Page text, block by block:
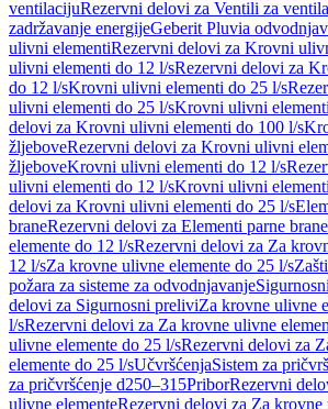
ventilacijuRezervni delovi za Ventili za
zadržavanje energijeGeberit Pluvia
ulivni elementiRezervni delovi za Krovni
ulivni elementi do 12 l/sRezervni delovi za
do 12 l/sKrovni ulivni elementi do 25 l/s
ulivni elementi do 25 l/sKrovni ulivni
delovi za Krovni ulivni elementi do 100 l/s
žljeboveRezervni delovi za Krovni ulivni
žljeboveKrovni ulivni elementi do 12 l/s
ulivni elementi do 12 l/sKrovni ulivni
delovi za Krovni ulivni elementi do 25 l/s
braneRezervni delovi za Elementi parne brane
elemente do 12 l/sRezervni delovi za Za
12 l/sZa krovne ulivne elemente do 25 l/s
požara za sisteme za odvodnjavanje
delovi za Sigurnosni preliviZa krovne ulivne
l/sRezervni delovi za Za krovne ulivne
ulivne elemente do 25 l/sRezervni delovi za
elemente do 25 l/sUčvršćenjaSistem za
za pričvršćenje d250–315PriborRezervni
ulivne elementeRezervni delovi za Za krovne